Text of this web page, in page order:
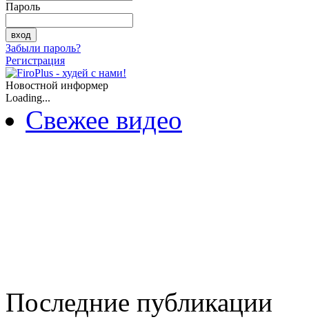
Пароль
Забыли пароль?
Регистрация
Новостной информер
Loading...
Свежее видео
Последние публикации